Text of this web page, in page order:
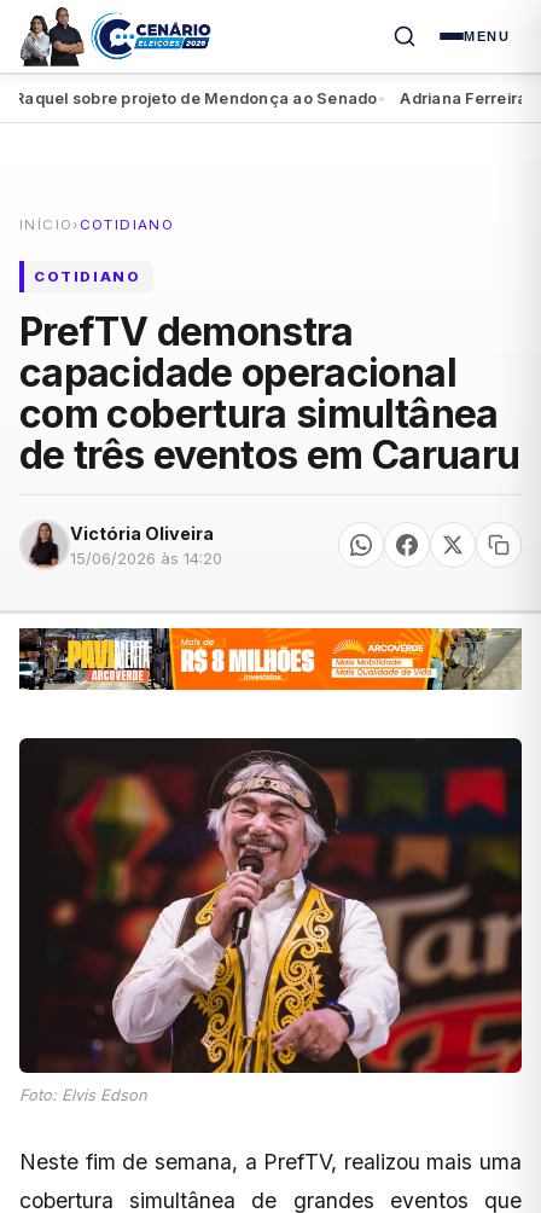
MENU
sobre projeto de Mendonça ao Senado● Adriana Ferreira é
INÍCIO › COTIDIANO
COTIDIANO
PrefTV demonstra
capacidade operacional
com cobertura simultânea
de três eventos em Caruaru
Victória Oliveira
15/06/2026 às 14:20
Foto: Elvis Edson
Neste fim de semana, a PrefTV, realizou mais uma
cobertura simultânea de grandes eventos que